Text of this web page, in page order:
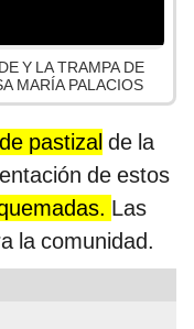
Y LA TRAMPA DE
MARÍA PALACIOS
pastizal de la
de estos
Las
la comunidad.